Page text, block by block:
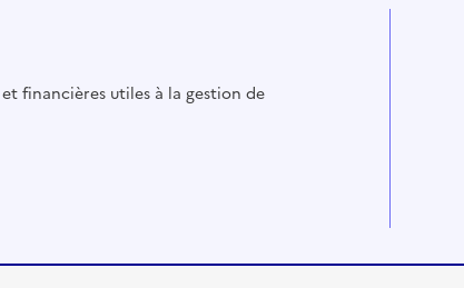
financières utiles à la gestion de